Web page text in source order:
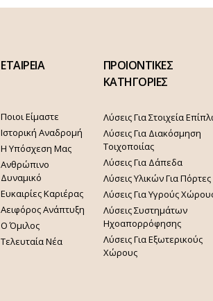
ΕΤΑΙΡΕΙΑ
Ποιοι Είμαστε
Ιστορική Αναδρομή
Η Υπόσχεση Μας
Ανθρώπινο
Δυναμικό
Ευκαιρίες Καριέρας
Αειφόρος Ανάπτυξη
Ο Όμιλος
Τελευταία Νέα
ΠΡΟΙΟΝΤΙΚΕΣ
ΚΑΤΗΓΟΡΙΕΣ
Λύσεις Για Στοιχεία
Λύσεις Για Διακόσμηση
Τοιχοποιίας
Λύσεις Για Δάπεδα
Λύσεις Υλικών Για Πόρτες
Λύσεις Για Υγρούς
Λύσεις Συστημάτων
Ηχοαπορρόφησης
Λύσεις Για Εξωτερικούς
Χώρους